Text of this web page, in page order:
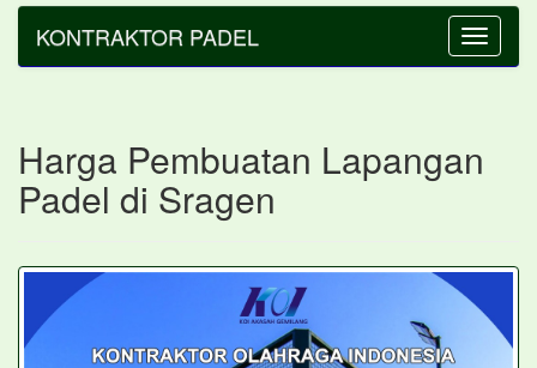
Toggle
KONTRAKTOR PADEL
Harga Pembuatan Lapangan
Padel di Sragen